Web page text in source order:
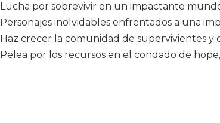
Lucha por sobrevivir en un impactante
Personajes inolvidables enfrentados a una
Haz crecer la comunidad de supervivientes y
Pelea por los recursos en el condado de